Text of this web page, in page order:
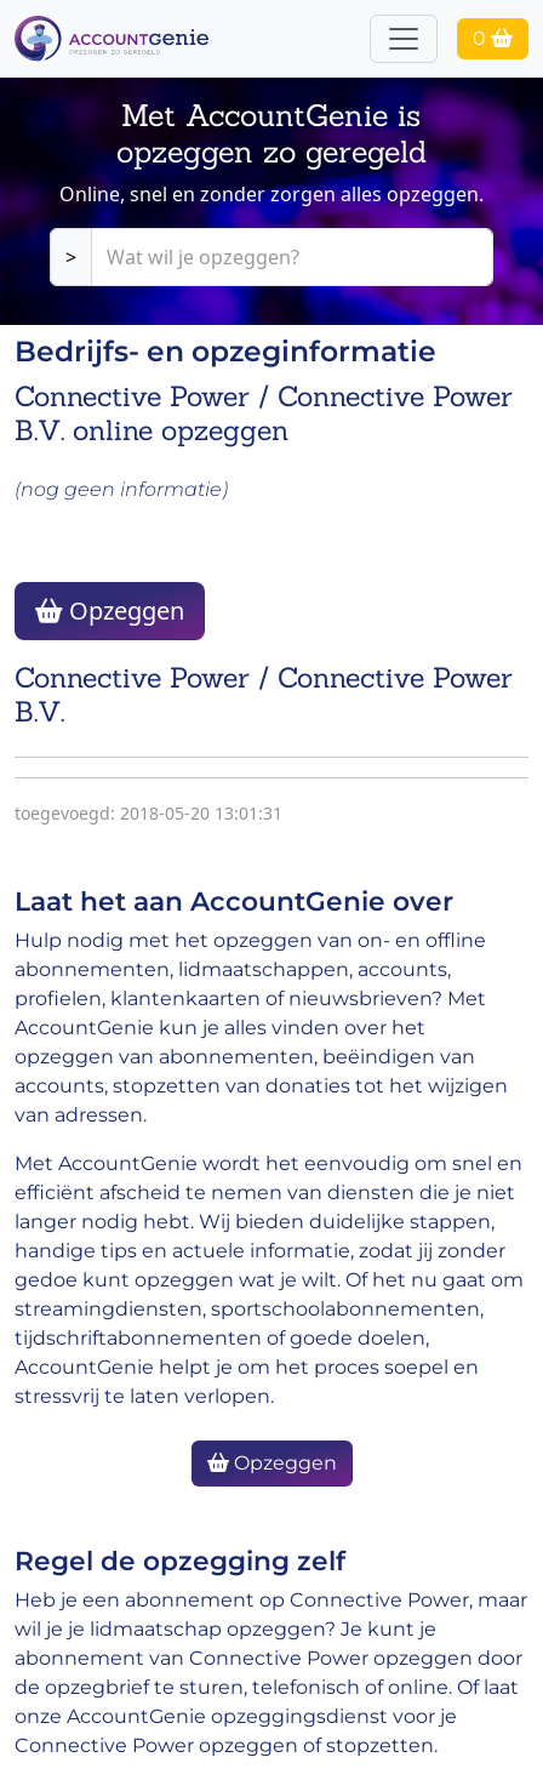
0
Met AccountGenie is
opzeggen zo geregeld
Online, snel en zonder zorgen alles opzeggen.
>
Bedrijfs- en opzeginformatie
Connective Power / Connective Power
B.V. online opzeggen
(nog geen informatie)
Connective Power / Connective Power
B.V.
Opzeggen
toegevoegd: 2018-05-20 13:01:31
Laat het aan AccountGenie over
Hulp nodig met het opzeggen van on- en offline
abonnementen, lidmaatschappen, accounts,
profielen, klantenkaarten of nieuwsbrieven? Met
AccountGenie kun je alles vinden over het
opzeggen van abonnementen, beëindigen van
accounts, stopzetten van donaties tot het wijzigen
van adressen.
Met AccountGenie wordt het eenvoudig om snel en
efficiënt afscheid te nemen van diensten die je niet
langer nodig hebt. Wij bieden duidelijke stappen,
handige tips en actuele informatie, zodat jij zonder
gedoe kunt opzeggen wat je wilt. Of het nu gaat om
streamingdiensten, sportschoolabonnementen,
tijdschriftabonnementen of goede doelen,
AccountGenie helpt je om het proces soepel en
stressvrij te laten verlopen.
Opzeggen
Regel de opzegging zelf
Heb je een abonnement op Connective Power, maar
wil je je lidmaatschap opzeggen? Je kunt je
abonnement van Connective Power opzeggen door
de opzegbrief te sturen, telefonisch of online. Of laat
onze AccountGenie opzeggingsdienst voor je
Connective Power opzeggen of stopzetten.